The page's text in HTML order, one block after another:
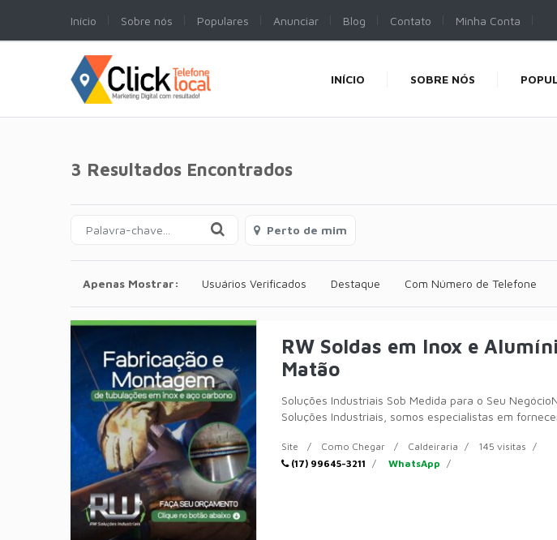
Início Sobre nós Populares Anunciar Blog Contato Minha Conta
INÍCIO SOBRE NÓS
3 Resultados Encontrados
Perto de mim
Apenas Mostrar: Usuários Verificados Destaque Com Número de Telefone
RW Soldas em Inox e
Matão
Soluções Industriais Sob Medida para o Seu
Soluções Industriais, somos especialistas em
Site Como Chegar Caldeiraria
145 visitas
(17) 99645-3211
WhatsApp